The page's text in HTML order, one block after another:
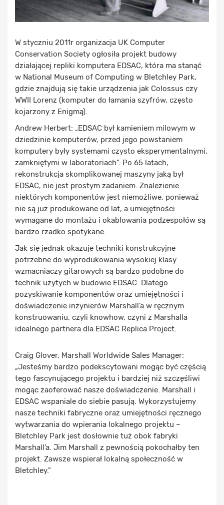
W styczniu 2011r organizacja UK Computer
Conservation Society ogłosiła projekt budowy
działającej repliki komputera EDSAC, która ma stanąć
w National Museum of Computing w Bletchley Park,
gdzie znajdują się takie urządzenia jak Colossus czy
WWII Lorenz (komputer do łamania szyfrów, często
kojarzony z Enigmą).
Andrew Herbert: „EDSAC był kamieniem milowym w
dziedzinie komputerów, przed jego powstaniem
komputery były systemami czysto eksperymentalnymi,
zamkniętymi w laboratoriach”. Po 65 latach,
rekonstrukcja skomplikowanej maszyny jaką był
EDSAC, nie jest prostym zadaniem. Znalezienie
niektórych komponentów jest niemożliwe, ponieważ
nie są już produkowane od lat, a umiejętności
wymagane do montażu i okablowania podzespołów są
bardzo rzadko spotykane.
Jak się jednak okazuje techniki konstrukcyjne
potrzebne do wyprodukowania wysokiej klasy
wzmacniaczy gitarowych są bardzo podobne do
technik użytych w budowie EDSAC. Dlatego
pozyskiwanie komponentów oraz umiejętności i
doświadczenie inżynierów Marshall’a w ręcznym
konstruowaniu, czyli knowhow, czyni z Marshalla
idealnego partnera dla EDSAC Replica Project.
Craig Glover, Marshall Worldwide Sales Manager:
„Jesteśmy bardzo podekscytowani mogąc być częścią
tego fascynującego projektu i bardziej niż szczęśliwi
mogąc zaoferować nasze doświadczenie. Marshall i
EDSAC wspaniale do siebie pasują. Wykorzystujemy
nasze techniki fabryczne oraz umiejętności ręcznego
wytwarzania do wpierania lokalnego projektu –
Bletchley Park jest dosłownie tuż obok fabryki
Marshall’a. Jim Marshall z pewnością pokochałby ten
projekt. Zawsze wspierał lokalną społeczność w
Bletchley.”